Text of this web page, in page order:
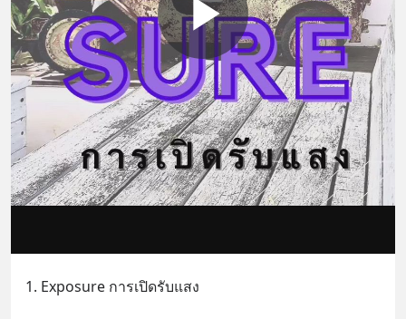
1. Exposure การเปิดรับแสง